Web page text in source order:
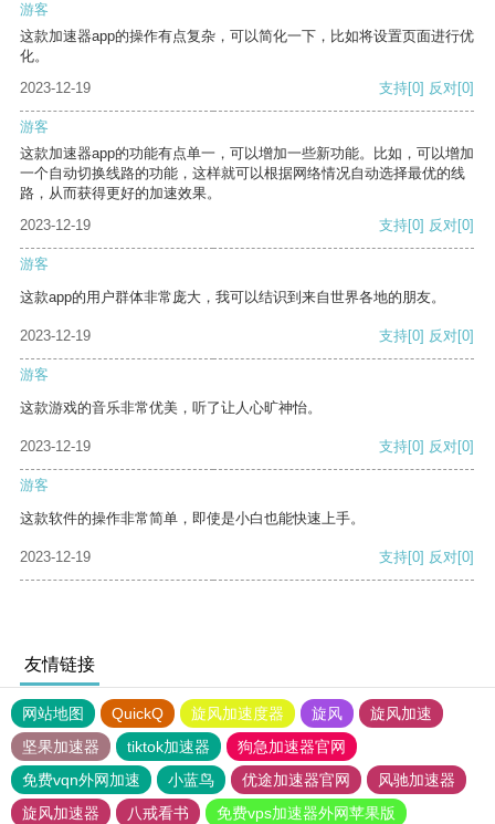
游客
这款加速器app的操作有点复杂，可以简化一下，比如将设置页面进行优
化。
2023-12-19
支持[0] 反对[0]
游客
这款加速器app的功能有点单一，可以增加一些新功能。比如，可以增加
一个自动切换线路的功能，这样就可以根据网络情况自动选择最优的线
路，从而获得更好的加速效果。
2023-12-19
支持[0] 反对[0]
游客
这款app的用户群体非常庞大，我可以结识到来自世界各地的朋友。
2023-12-19 支持[0] 反对[0]
游客
这款游戏的音乐非常优美，听了让人心旷神怡。
2023-12-19 支持[0] 反对[0]
游客
这款软件的操作非常简单，即使是小白也能快速上手。
2023-12-19 支持[0] 反对[0]
友情链接
网站地图 QuickQ 旋风加速度器 旋风
旋风加速
坚果加速器
tiktok加速器
狗急加速器官网
免费vqn外网加速
小蓝鸟 优途加速器官网
风驰加速器
旋风加速器
八戒看书
免费vps加速器外网苹果版